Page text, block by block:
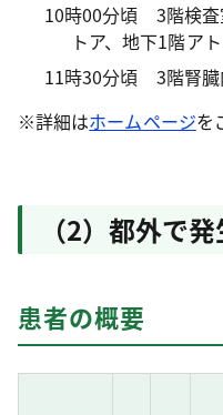
10時00分頃 3階検査
トア、地下1階ア
11時30分頃 3階腎臓
※詳細はホームページを
（2）都外で
患者の概要